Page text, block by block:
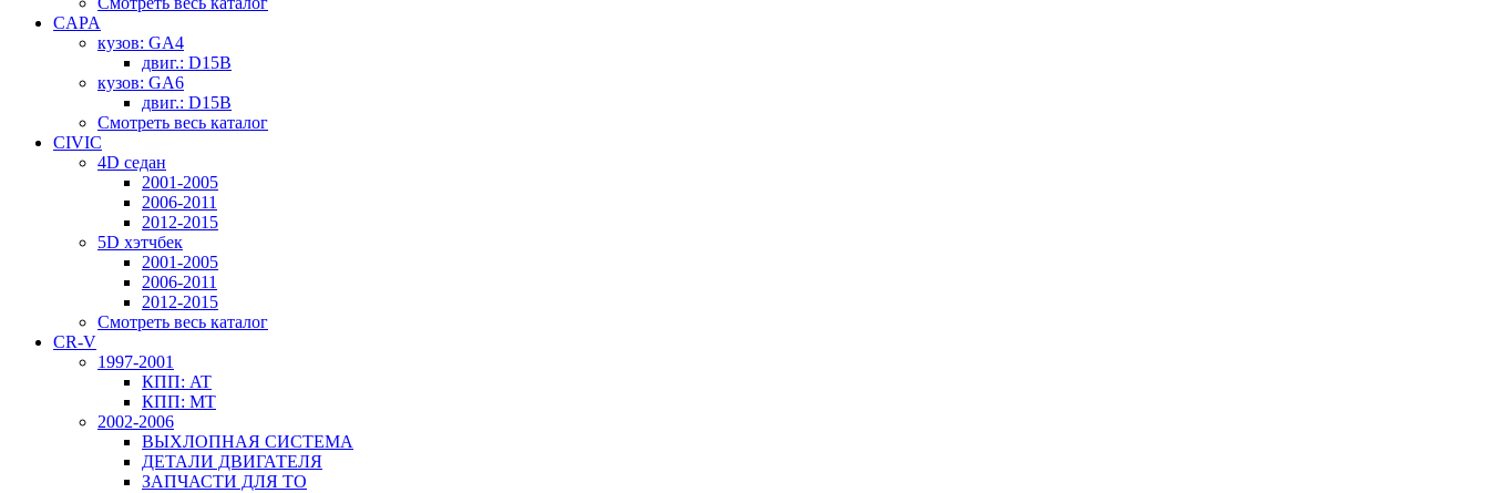
CAPA
кузов: GA4
двиг.: D15B
кузов: GA6
двиг.: D15B
Смотреть весь каталог
CIVIC
4D седан
2001-2005
2006-2011
2012-2015
5D хэтчбек
2001-2005
2006-2011
2012-2015
Смотреть весь каталог
CR-V
1997-2001
КПП: AT
КПП: MT
2002-2006
ВЫХЛОПНАЯ СИСТЕМА
ДЕТАЛИ ДВИГАТЕЛЯ
ЗАПЧАСТИ ДЛЯ ТО